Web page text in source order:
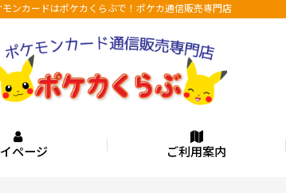
モンカードはポケカくらぶで！ポケカ通信販売専門店
ページ ご利用案内